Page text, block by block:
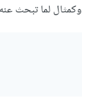
وكمثال لما تبحث عنه: